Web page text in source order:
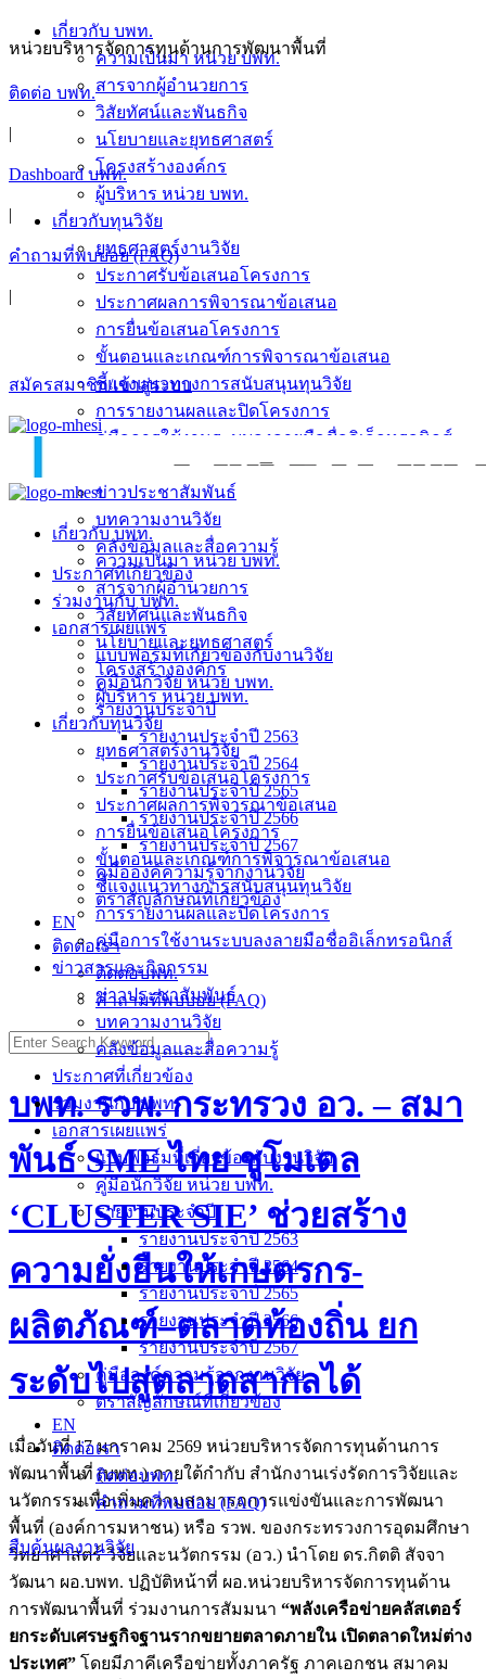
Skip
to
หน่วยบริหารจัดการทุนด้านการพัฒนาพื้นที่
ติดต่อ บพท.
|
Dashboard บพท.
|
คำถามที่พบบ่อย (FAQ)
|
สมัครสมาชิก/เข้าสู่ระบบ
เกี่ยวกับ บพท.
ความเป็นมา หน่วย บพท.
สารจากผู้อำนวยการ
วิสัยทัศน์และพันธกิจ
นโยบายและยุทธศาสตร์
โครงสร้างองค์กร
ผู้บริหาร หน่วย บพท.
เกี่ยวกับทุนวิจัย
ยุทธศาสตร์งานวิจัย
ประกาศรับข้อเสนอโครงการ
ประกาศผลการพิจารณาข้อเสนอ
การยื่นข้อเสนอโครงการ
ขั้นตอนและเกณฑ์การพิจารณาข้อเสนอ
ชี้แจงแนวทางการสนับสนุนทุนวิจัย
การรายงานผลและปิดโครงการ
คู่มือการใช้งานระบบลงลายมือชื่ออิเล็กทรอนิกส์
ข่าวสารและกิจกรรม
ข่าวประชาสัมพันธ์
บทความงานวิจัย
คลังข้อมูลและสื่อความรู้
ประกาศที่เกี่ยวข้อง
ร่วมงานกับ บพท.
เอกสารเผยแพร่
แบบฟอร์มที่เกี่ยวข้องกับงานวิจัย
คู่มือนักวิจัย หน่วย บพท.
รายงานประจำปี
รายงานประจำปี 2563
รายงานประจำปี 2564
รายงานประจำปี 2565
รายงานประจำปี 2566
รายงานประจำปี 2567
คู่มือองค์ความรู้จากงานวิจัย
ตราสัญลักษณ์ที่เกี่ยวข้อง
EN
ติดต่อเรา
ติดต่อบพท.
คำถามที่พบบ่อย (FAQ)
สืบค้นผลงานวิจัย
เกี่ยวกับ บพท.
ความเป็นมา หน่วย บพท.
สารจากผู้อำนวยการ
วิสัยทัศน์และพันธกิจ
นโยบายและยุทธศาสตร์
โครงสร้างองค์กร
ผู้บริหาร หน่วย บพท.
เกี่ยวกับทุนวิจัย
ยุทธศาสตร์งานวิจัย
ประกาศรับข้อเสนอโครงการ
ประกาศผลการพิจารณาข้อเสนอ
การยื่นข้อเสนอโครงการ
ขั้นตอนและเกณฑ์การพิจารณาข้อเสนอ
ชี้แจงแนวทางการสนับสนุนทุนวิจัย
การรายงานผลและปิดโครงการ
คู่มือการใช้งานระบบลงลายมือชื่ออิเล็กทรอนิกส์
ข่าวสารและกิจกรรม
ข่าวประชาสัมพันธ์
บทความงานวิจัย
คลังข้อมูลและสื่อความรู้
ประกาศที่เกี่ยวข้อง
ร่วมงานกับ บพท.
เอกสารเผยแพร่
แบบฟอร์มที่เกี่ยวข้องกับงานวิจัย
คู่มือนักวิจัย หน่วย บพท.
รายงานประจำปี
รายงานประจำปี 2563
รายงานประจำปี 2564
รายงานประจำปี 2565
รายงานประจำปี 2566
รายงานประจำปี 2567
คู่มือองค์ความรู้จากงานวิจัย
ตราสัญลักษณ์ที่เกี่ยวข้อง
EN
ติดต่อเรา
ติดต่อบพท.
คำถามที่พบบ่อย (FAQ)
Search
for:
บพท. รวพ. กระทรวง อว. – สมา
พันธ์ SME ไทย ชูโมเดล
‘CLUSTER SIE’ ช่วยสร้าง
ความยั่งยืนให้เกษตรกร-
ผลิตภัณฑ์–ตลาดท้องถิ่น ยก
ระดับไปสู่ตลาดสากลได้
เมื่อวันที่ 17 มกราคม 2569 หน่วยบริหารจัดการทุนด้านการ
พัฒนาพื้นที่ (บพท.) ภายใต้กำกับ สำนักงานเร่งรัดการวิจัยและ
นวัตกรรมเพื่อเพิ่มความสามารถการแข่งขันและการพัฒนา
พื้นที่ (องค์การมหาชน) หรือ รวพ. ของกระทรวงการอุดมศึกษา
วิทยาศาสตร์ วิจัยและนวัตกรรม (อว.) นำโดย ดร.กิตติ สัจจา
วัฒนา ผอ.บพท. ปฏิบัติหน้าที่ ผอ.หน่วยบริหารจัดการทุนด้าน
การพัฒนาพื้นที่ ร่วมงานการสัมมนา “พลังเครือข่ายคลัสเตอร์
ยกระดับเศรษฐกิจฐานรากขยายตลาดภายใน เปิดตลาดใหม่ต่าง
ประเทศ” โดยมีภาคีเครือข่ายทั้งภาครัฐ ภาคเอกชน สมาคม